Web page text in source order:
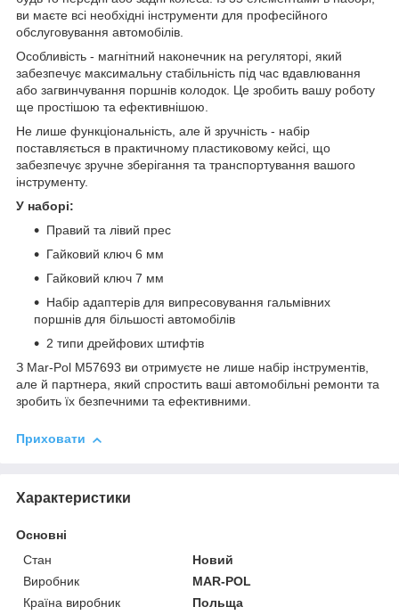
ви маєте всі необхідні інструменти для професійного
обслуговування автомобілів.
Особливість - магнітний наконечник на регуляторі, який
забезпечує максимальну стабільність під час вдавлювання
або загвинчування поршнів колодок. Це зробить вашу роботу
ще простішою та ефективнішою.
Не лише функціональність, але й зручність - набір
поставляється в практичному пластиковому кейсі, що
забезпечує зручне зберігання та транспортування вашого
інструменту.
У наборі:
Правий та лівий прес
Гайковий ключ 6 мм
Гайковий ключ 7 мм
Набір адаптерів для випресовування гальмівних
поршнів для більшості автомобілів
2 типи дрейфових штифтів
З Mar-Pol M57693 ви отримуєте не лише набір інструментів,
але й партнера, який спростить ваші автомобільні ремонти та
зробить їх безпечними та ефективними.
Приховати
Характеристики
Основні
Стан
Новий
Виробник
MAR-POL
Країна виробник
Польща